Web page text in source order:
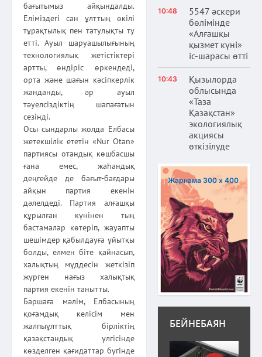
бағытымыз айқындалды.
Еліміздегі сан ұлттың өкілі
тұрақтылық пен татулықты ту
етті. Ауыл шаруашылығының
технологиялық жетістіктері
артты, өндіріс өркендеді,
орта және шағын кәсіпкерлік
жанданды, әр ауыл
тәуелсіздіктің шапағатын
сезінді.
Осы сындарлы жолда Елбасы
жетекшілік ететін «Nur Otan»
пар­тиясы отандық көшбасшы
ғана емес, жаһандық
деңгейде де бағыт-бағдары
айқын партия екенін
дәлелдеді. Партия алғашқы
құрылған күнінен тың
бастамалар көтеріп, жауапты
шешімдер қабылдауға ұйытқы
болды, елмен біте қайнасып,
халықтың мүддесін жеткізіп
жүрген нағыз халықтық
партия екенін танытты.
Баршаға мәлім, Елбасының
қоғамдық келісім мен
жалпыұлттық бірліктің
қазақстандық үлгісінде
көзделген қағидаттар бүгінде
10:48
5547 әскери
бөлімінде
«Алғашқы
қызмет күні»
іс-шарасы өтті
10:43
Қызылорда
облысында
«Таза
Қазақстан»
экологиялық
акциясы
өткізілуде
Жарнама 300 х 400
БЕЙНЕБАЯН